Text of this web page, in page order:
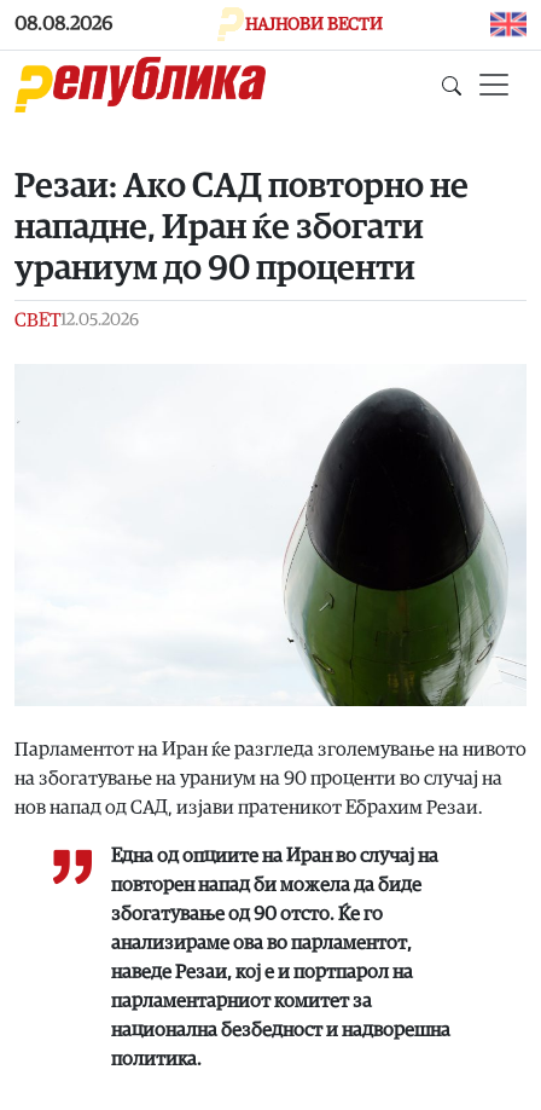
Skip to main content
08.08.2026 НАЈНОВИ ВЕСТИ
Резаи: Ако САД повторно не
нападне, Иран ќе збогати
ураниум до 90 проценти
СВЕТ12.05.2026
Парламентот на Иран ќе разгледа зголемување на нивото
на збогатување на ураниум на 90 проценти во случај на
нов напад од САД, изјави пратеникот Ебрахим Резаи.
Една од опциите на Иран во случај на
повторен напад би можела да биде
збогатување од 90 отсто. Ќе го
анализираме ова во парламентот,
наведе Резаи, кој е и портпарол на
парламентарниот комитет за
национална безбедност и надворешна
политика.